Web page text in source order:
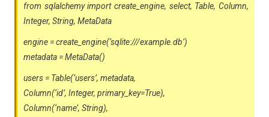
from sqlalchemy import create_engine, select, Table, Column,
Integer, String, MetaData
engine = create_engine(‘sqlite:///example.db’)
metadata = MetaData()
users = Table(‘users’, metadata,
Column(‘id’, Integer, primary_key=True),
Column(‘name’, String),